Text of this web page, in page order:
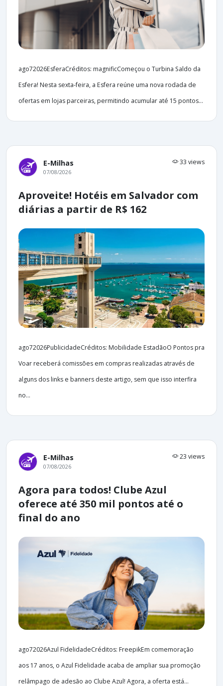
ago72026EsferaCréditos: magnificComeçou o Turbina Saldo da
Esfera! Nesta sexta-feira, a Esfera reúne uma nova rodada de
ofertas em lojas parceiras, permitindo acumular até 15 pontos...
E-Milhas 33 views
07/08/2026
Aproveite! Hotéis em Salvador com
diárias a partir de R$ 162
ago72026PublicidadeCréditos: Mobilidade EstadãoO Pontos pra
Voar receberá comissões em compras realizadas através de
alguns dos links e banners deste artigo, sem que isso interfira
no...
E-Milhas 23 views
07/08/2026
Agora para todos! Clube Azul
oferece até 350 mil pontos até o
final do ano
ago72026Azul FidelidadeCréditos: FreepikEm comemoração
aos 17 anos, o Azul Fidelidade acaba de ampliar sua promoção
relâmpago de adesão ao Clube Azul! Agora, a oferta está...